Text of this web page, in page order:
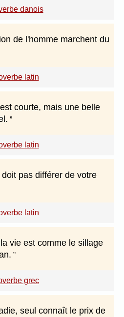
danois
de l'homme marchent du
latin
courte, mais une belle
latin
pas différer de votre
latin
vie est comme le sillage
grec
seul connaît le prix de